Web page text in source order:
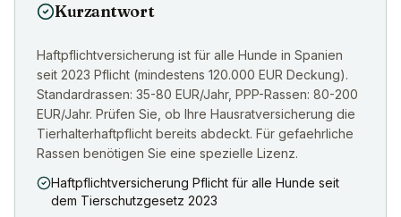
Kurzantwort
Haftpflichtversicherung ist für alle Hunde in Spanien
seit 2023 Pflicht (mindestens 120.000 EUR Deckung).
Standardrassen: 35-80 EUR/Jahr, PPP-Rassen: 80-200
EUR/Jahr. Prüfen Sie, ob Ihre Hausratversicherung die
Tierhalterhaftpflicht bereits abdeckt. Für gefaehrliche
Rassen benötigen Sie eine spezielle Lizenz.
Haftpflichtversicherung Pflicht für alle Hunde seit
dem Tierschutzgesetz 2023